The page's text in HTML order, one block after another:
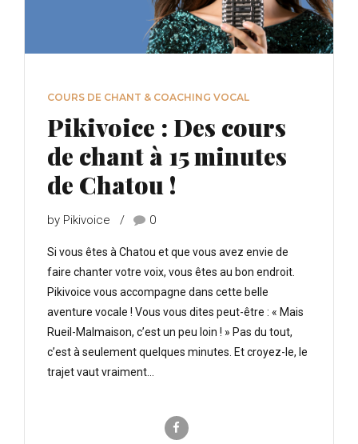
COURS DE CHANT & COACHING VOCAL
Pikivoice : Des cours
de chant à 15 minutes
de Chatou !
by Pikivoice 0
Si vous êtes à Chatou et que vous avez envie de
faire chanter votre voix, vous êtes au bon endroit.
Pikivoice vous accompagne dans cette belle
aventure vocale ! Vous vous dites peut-être : « Mais
Rueil-Malmaison, c’est un peu loin ! » Pas du tout,
c’est à seulement quelques minutes. Et croyez-le, le
trajet vaut vraiment...